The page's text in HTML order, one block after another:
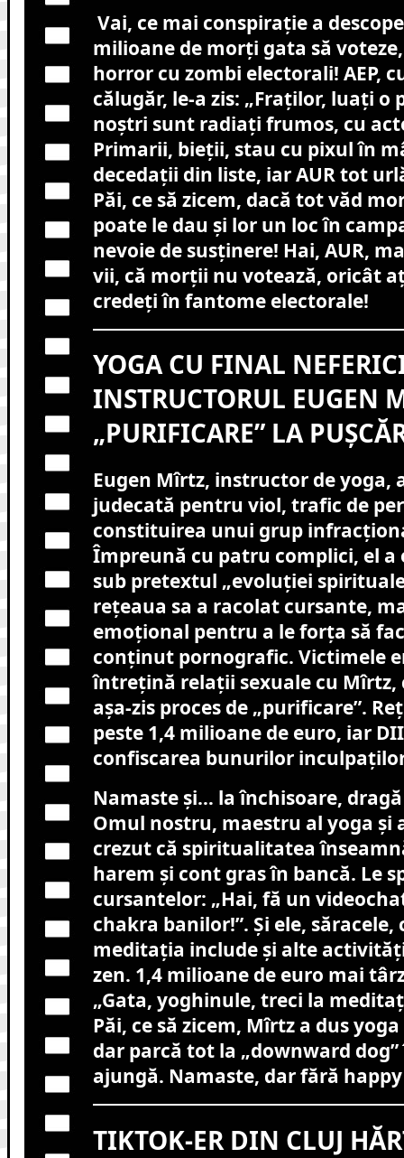
Vai, ce mai conspirație a
milioane de morți gata să
horror cu zombi electorali! AEP,
călugăr, le-a zis: „Fraților, luați o
noștri sunt radiați frumos, cu
Primarii, bieții, stau cu pixul în
decedații din liste, iar AUR tot
Păi, ce să zicem, dacă tot văd
poate le dau și lor un loc în
nevoie de susținere! Hai, AUR,
vii, că morții nu votează, oricât
credeți în fantome electorale!
YOGA CU FINAL
INSTRUCTORUL EUGEN
„PURIFICARE” LA
Eugen Mîrtz, instructor de yoga,
judecată pentru viol, trafic de
constituirea unui grup
Împreună cu patru complici, el
sub pretextul „evoluției
rețeaua sa a racolat cursante,
emoțional pentru a le forța să
conținut pornografic. Victimele
întrețină relații sexuale cu Mîrtz,
așa-zis proces de „purificare”.
peste 1,4 milioane de euro, iar
confiscarea bunurilor
Namaste și… la închisoare,
Omul nostru, maestru al yoga și
crezut că spiritualitatea
harem și cont gras în bancă. Le
cursantelor: „Hai, fă un
chakra banilor!”. Și ele, săracele,
meditația include și alte
zen. 1,4 milioane de euro mai
„Gata, yoghinule, treci la
Păi, ce să zicem, Mîrtz a dus
dar parcă tot la „downward dog”
ajungă. Namaste, dar fără
TIKTOK-ER DIN CLUJ